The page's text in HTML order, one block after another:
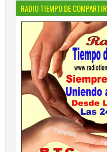
RADIO TIEMPO DE COMPARTIR